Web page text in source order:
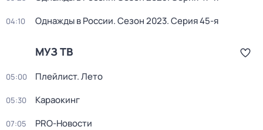
04:10 Однажды в России. Сезон 2023. Серия 45-я
МУЗ ТВ
05:00 Плейлист. Лето
05:30 Караокинг
07:05 PRO-Новости